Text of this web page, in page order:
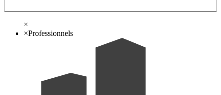
×
×Professionnels